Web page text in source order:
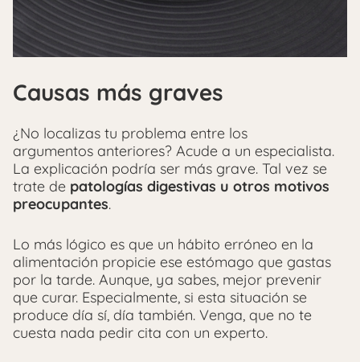
Causas más graves
¿No localizas tu problema entre los
argumentos anteriores? Acude a un especialista.
La explicación podría ser más grave. Tal vez se
trate de patologías digestivas u otros motivos
preocupantes.
Lo más lógico es que un hábito erróneo en la
alimentación propicie ese estómago que gastas
por la tarde. Aunque, ya sabes, mejor prevenir
que curar. Especialmente, si esta situación se
produce día sí, día también. Venga, que no te
cuesta nada pedir cita con un experto.